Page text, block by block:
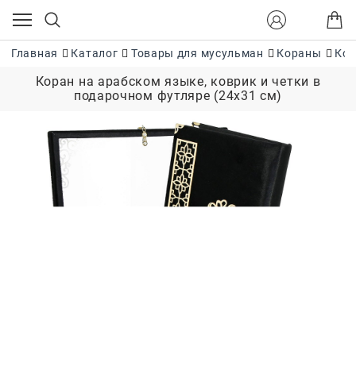
Главная Каталог Товары для мусульман Кораны
Коран на арабском языке, коврик и четки в
подарочном футляре (24х31 см)